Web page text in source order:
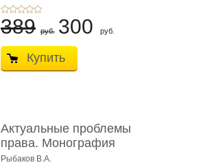
389 руб. 300 руб.
Купить
Актуальные проблемы
права. Монография
Рыбаков В.А.